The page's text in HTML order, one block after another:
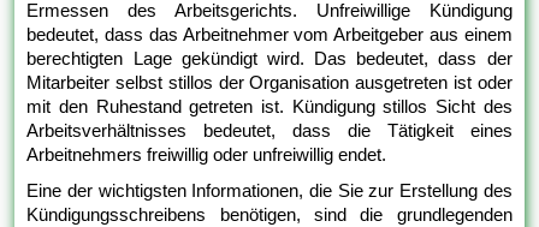
Ermessen des Arbeitsgerichts. Unfreiwillige Kündigung
bedeutet, dass das Arbeitnehmer vom Arbeitgeber aus einem
berechtigten Lage gekündigt wird. Das bedeutet, dass der
Mitarbeiter selbst stillos der Organisation ausgetreten ist oder
mit den Ruhestand getreten ist. Kündigung stillos Sicht des
Arbeitsverhältnisses bedeutet, dass die Tätigkeit eines
Arbeitnehmers freiwillig oder unfreiwillig endet.
Eine der wichtigsten Informationen, die Sie zur Erstellung des
Kündigungsschreibens benötigen, sind die grundlegenden